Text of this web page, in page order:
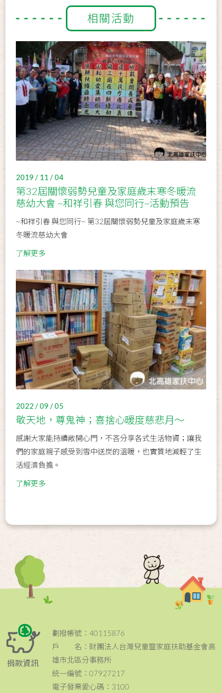
相關活動
2019 / 11 / 04
第32屆關懷弱勢兒童及家庭歲末寒冬暖流
慈幼大會 ~和祥引春 與您同行~活動預告
~和祥引春 與您同行~ 第32屆關懷弱勢兒童及家庭歲末寒
冬暖流慈幼大會
了解更多
2022 / 09 / 05
敬天地，尊鬼神；喜捨心暖度慈悲月〜
感謝大家能持續敞開心門，不吝分享各式生活物資；讓我
們的家庭親子感受到雪中送炭的溫暖，也實質地減輕了生
活經濟負擔。
了解更多
捐款資訊
劃撥帳號：40115876
戶 名：財團法人台灣兒童暨家庭扶助基金會高
雄市北區分事務所
統一編號：07927217
電子發票愛心碼：3100